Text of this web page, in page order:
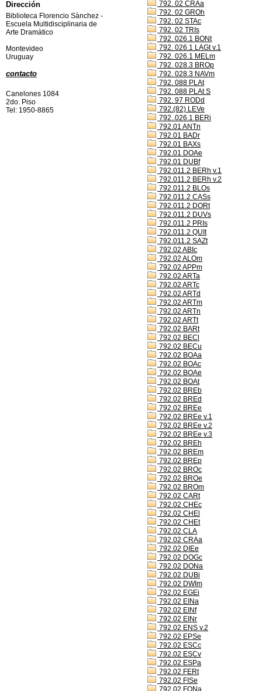
792. 02 CRAa
792. 02 GROh
792. 02 STAc
792. 02 TRIs
792. 026.1 BONt
792. 026.1 LAGt v.1
792. 026.1 MELm
792. 028.3 BROp
792. 028.3 NAVm
792. 088 PLAt
792. 088 PLAt S
792. 97 RODd
792.(82) LEVe
792..026.1 BERi
792.01 ANTn
792.01 BADr
792.01 BAXs
792.01 DOAe
792.01 DUBf
792.011.2 BERh v.1
792.011.2 BERh v.2
792.011.2 BLOs
792.011.2 CASs
792.011.2 DORt
792.011.2 DUVs
792.011.2 PRIs
792.011.2 QUIt
792.011.2 SAZt
792.02 ABIc
792.02 ALOm
792.02 APPm
792.02 ARTa
792.02 ARTc
792.02 ARTd
792.02 ARTm
792.02 ARTn
792.02 ARTt
792.02 BARt
792.02 BECl
792.02 BECu
792.02 BOAa
792.02 BOAc
792.02 BOAe
792.02 BOAt
792.02 BREb
792.02 BREd
792.02 BREe
792.02 BREe v.1
792.02 BREe v.2
792.02 BREe v.3
792.02 BREh
792.02 BREm
792.02 BREp
792.02 BROc
792.02 BROe
792.02 BROm
792.02 CARt
792.02 CHEc
792.02 CHEl
792.02 CHEt
792.02 CLA
792.02 CRAa
792.02 DIEe
792.02 DOGc
792.02 DONa
792.02 DUBi
792.02 DWIm
792.02 EGEi
792.02 EINa
792.02 EINf
792.02 EINr
792.02 ENS v.2
792.02 EPSe
792.02 ESCc
792.02 ESCv
792.02 ESPa
792.02 FERt
792.02 FISe
792.02 FONa
Dirección
Biblioteca Florencio Sànchez -
Escuela Multidisciplinaria de
Arte Dramàtico
Montevideo
Uruguay
contacto
Canelones 1084
2do. Piso
Tel: 1950-8865